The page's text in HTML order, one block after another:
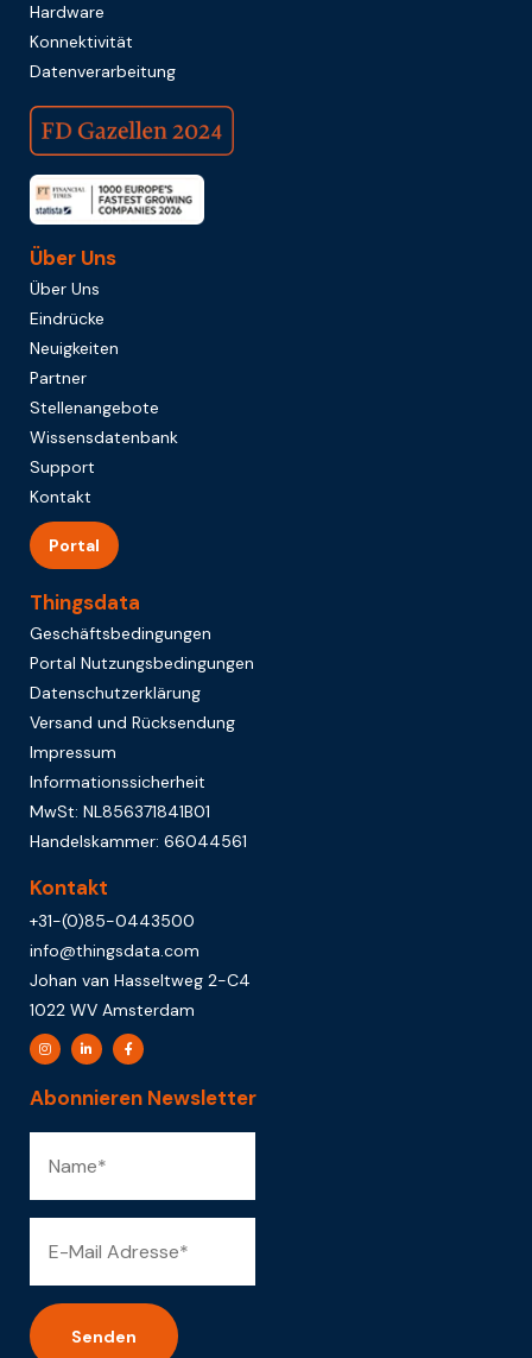
Hardware
Konnektivität
Datenverarbeitung
Über Uns
Über Uns
Eindrücke
Neuigkeiten
Partner
Stellenangebote
Wissensdatenbank
Support
Kontakt
Portal
Thingsdata
Geschäftsbedingungen
Portal Nutzungsbedingungen
Datenschutzerklärung
Versand und Rücksendung
Impressum
Informationssicherheit
MwSt: NL856371841B01
Handelskammer: 66044561
Kontakt
+31-(0)85-0443500
info@thingsdata.com
Johan van Hasseltweg 2-C4
1022 WV Amsterdam
Abonnieren Newsletter